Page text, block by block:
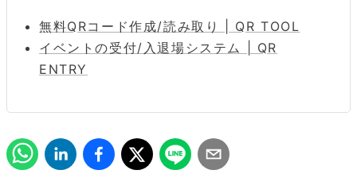
無料QRコード作成/読み取り | QR TOOL
イベントの受付/入退場システム | QR
ENTRY